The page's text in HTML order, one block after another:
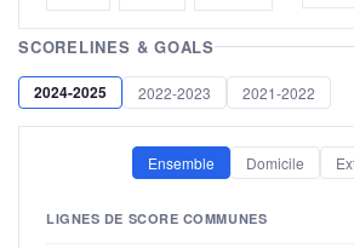
SCORELINES & GOALS
2024-2025 2022-2023 2021-2022
Ensemble Domicile
LIGNES DE SCORE COMMUNES